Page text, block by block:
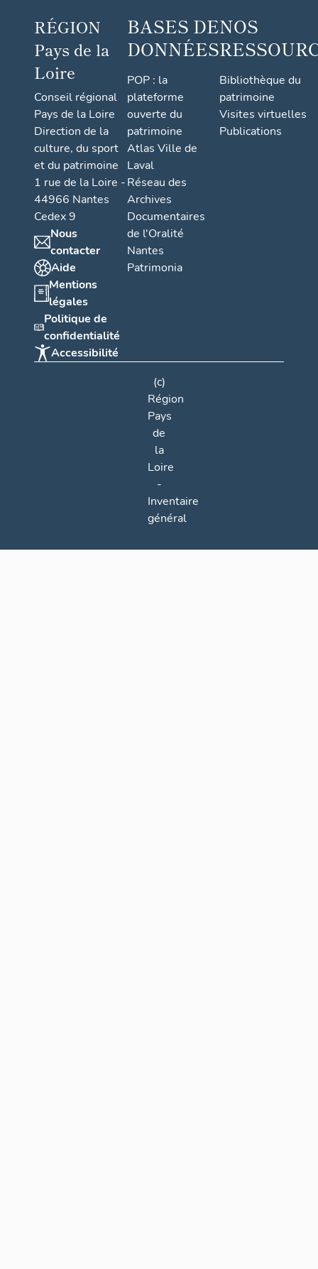
RÉGION
Pays de la
Loire
Conseil régional
Pays de la Loire
Direction de la
culture, du sport
et du patrimoine
1 rue de la Loire -
44966 Nantes
Cedex 9
Nous
contacter
Aide
Mentions
légales
Politique de
confidentialité
Accessibilité
BASES DE
DONNÉES
POP : la
plateforme
ouverte du
patrimoine
Atlas Ville de
Laval
Réseau des
Archives
Documentaires
de l'Oralité
Nantes
Patrimonia
NOS
Bibliothèque du
patrimoine
Visites virtuelles
Publications
(c)
Région
Pays
de
la
Loire
-
Inventaire
général